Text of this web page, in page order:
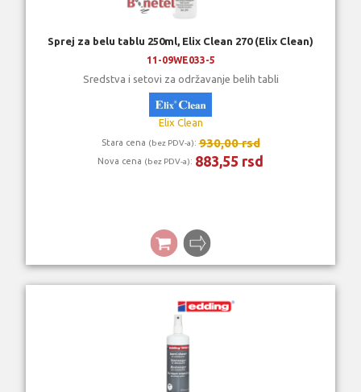
Sprej za belu tablu 250ml, Elix Clean 270 (Elix Clean)
11-09WE033-5
Sredstva i setovi za održavanje belih tabli
Elix Clean
Stara cena (bez PDV-a): 930,00 rsd
Nova cena (bez PDV-a): 883,55 rsd